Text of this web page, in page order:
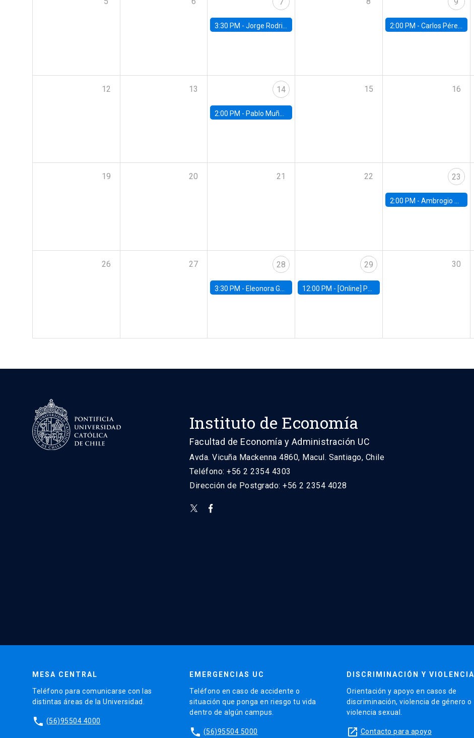
3:30 PM -Jorge Rodriguez, Universidad de Los Andes 2:00 PM - Carlos Pérez, Universidad Finis Terrae
12 13 14
2:00 PM - Pablo Muñoz, Universidad de Chile
15 16
19 20 21 22 23
2:00 PM - Ambrogio Cesa-Bianchi, Bank of England
26 27 28
3:30 PM - Eleonora Guarnieri, Exeter University
29
12:00 PM - [Online] Pablo Slutzky, University of Maryland
30
Instituto de Economía
Facultad de Economía y Administración UC
Avda. Vicuña Mackenna 4860, Macul. Santiago, Chile
Teléfono: +56 2 2354 4303
Dirección de Postgrado: +56 2 2354 4028
MESA CENTRAL
Teléfono para comunicarse con las
distintas áreas de la Universidad.
phone (56)95504 4000
EMERGENCIAS UC
Teléfono en caso de accidente o
situación que ponga en riesgo tu vida
dentro de algún campus.
phone (56)95504 5000
DISCRIMINACIÓN Y VIOLENCIA
Orientación y apoyo en casos de
discriminación, violencia de género o
violencia sexual.
launch Contacto para apoyo